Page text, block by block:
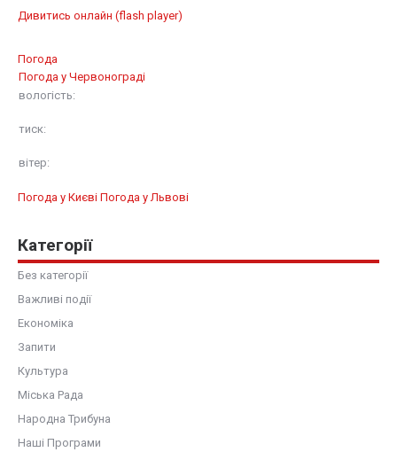
Дивитись онлайн (flash player)
Погода
Погода у Червонограді
вологість:
тиск:
вітер:
Погода у Києві Погода у Львові
Категорії
Без категорії
Важливі події
Економіка
Запити
Культура
Міська Рада
Народна Трибуна
Наші Програми